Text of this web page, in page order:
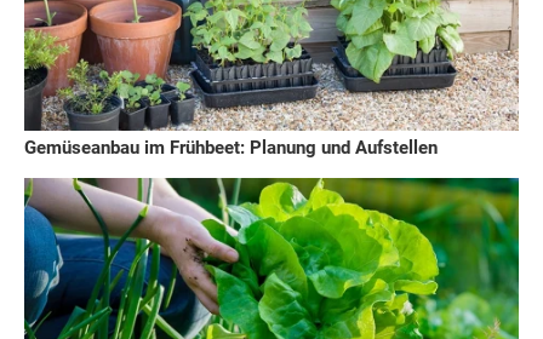
Gemüseanbau im Frühbeet: Planung und Aufstellen